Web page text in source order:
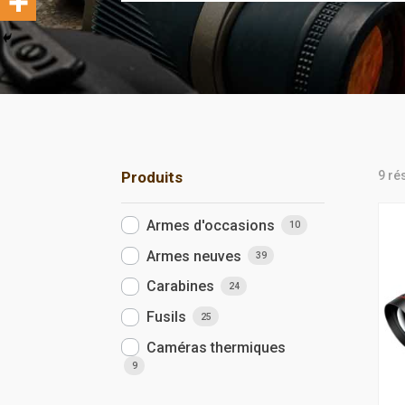
Produits
Armes d'occasions 10
Armes neuves 39
Carabines 24
Fusils 25
Caméras thermiques
9
9